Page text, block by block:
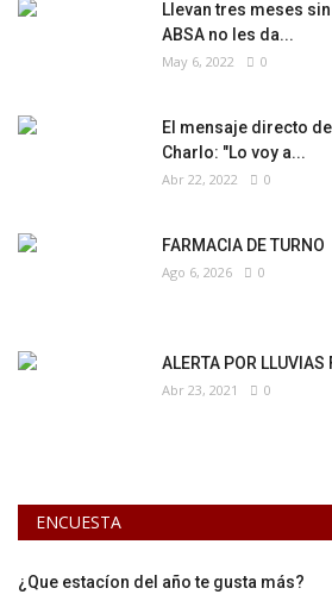
Llevan tres meses
ABSA no les da...
May 6, 2022 0
El mensaje directo
Charlo: "Lo voy a...
Abr 22, 2022 0
FARMACIA DE TURNO
Ago 6, 2026 0
ALERTA POR LLUVIAS
Abr 23, 2021 0
ENCUESTA
¿Que estacíon del año te gusta más?